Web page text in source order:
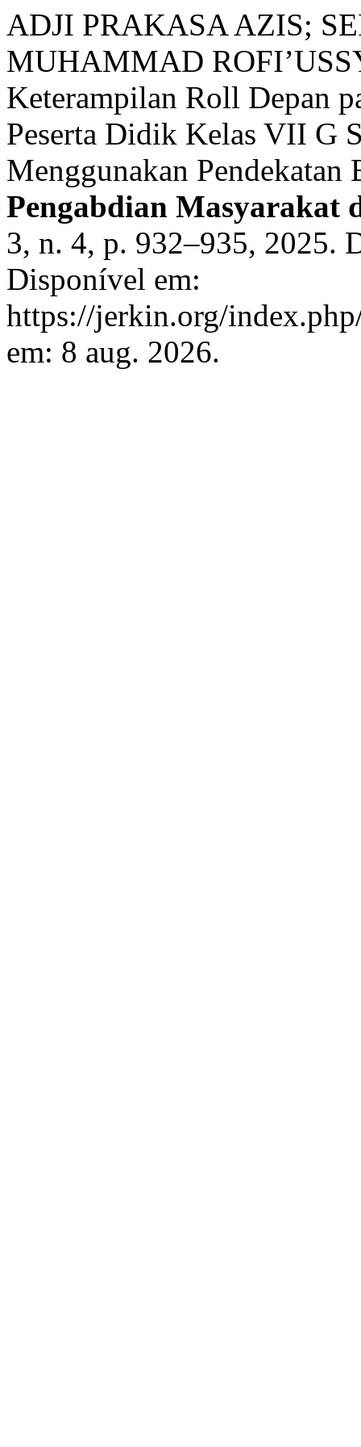
ADJI PRAKASA AZIS;
MUHAMMAD
Keterampilan Roll Depan
Peserta Didik Kelas VII G
Menggunakan
Pengabdian Masyarakat
3, n. 4, p. 932–935, 2025.
Disponível em:
https://jerkin.org/
em: 8 aug. 2026.